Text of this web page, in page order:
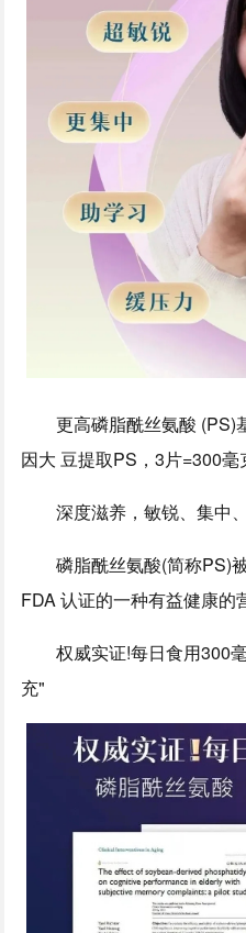
更高磷脂酰丝氨酸 (PS)
因大 豆提取PS，3片=300毫
深度滋养，敏锐、集中
磷脂酰丝氨酸(简称PS)
FDA 认证的一种有益健康的
权威实证!每日食用300
充"